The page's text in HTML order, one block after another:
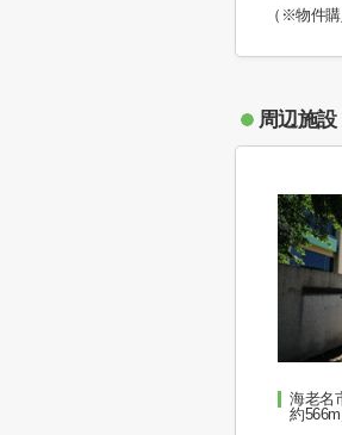
（※物件
周辺施設
海老名
約